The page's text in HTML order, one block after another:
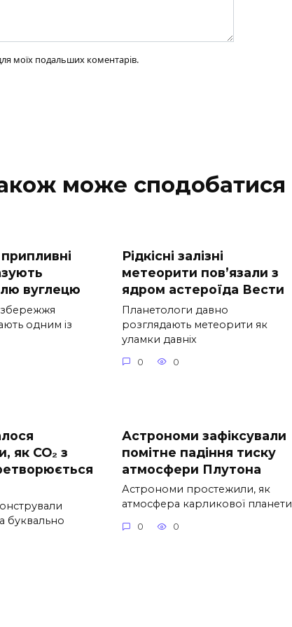
моїх подальших коментарів.
може сподобатися
вуглецю
одним із
Рідкісні залізні
метеорити пов’язали з
ядром астероїда Вести
Планетологи давно
розглядають метеорити як
уламки давніх
0 0
як CO₂ з
буквально
Астрономи зафіксували
помітне падіння тиску
атмосфери Плутона
Астрономи простежили, як
атмосфера карликової планети
0 0